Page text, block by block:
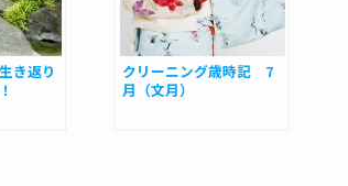
き返り
クリーニング歳時記 7
月（文月）